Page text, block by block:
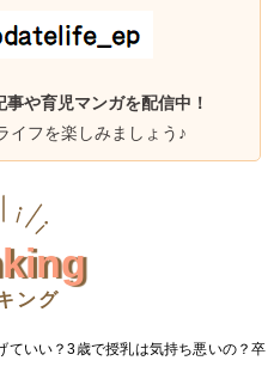
や育児マンガを配信中！
イフを楽しみましょう♪
ング
ていい？3歳で授乳は気持ち悪いの？卒